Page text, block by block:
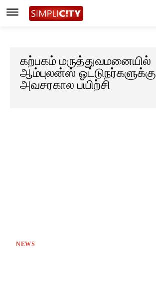
கற்பகம் மருத்துவமனையில்
ஆம்புலன்ஸ் ஓட்டுநர்களுக்கு
அவசரகால பயிற்சி
NEWS